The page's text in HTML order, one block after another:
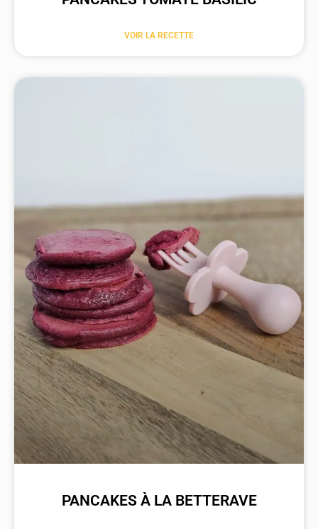
VOIR LA RECETTE
PANCAKES À LA BETTERAVE